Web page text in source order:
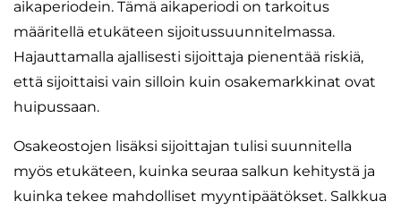
aikaperiodein. Tämä aikaperiodi on tarkoitus
määritellä etukäteen sijoitussuunnitelmassa.
Hajauttamalla ajallisesti sijoittaja pienentää riskiä,
että sijoittaisi vain silloin kuin osakemarkkinat ovat
huipussaan.
Osakeostojen lisäksi sijoittajan tulisi suunnitella
myös etukäteen, kuinka seuraa salkun kehitystä ja
kuinka tekee mahdolliset myyntipäätökset. Salkkua